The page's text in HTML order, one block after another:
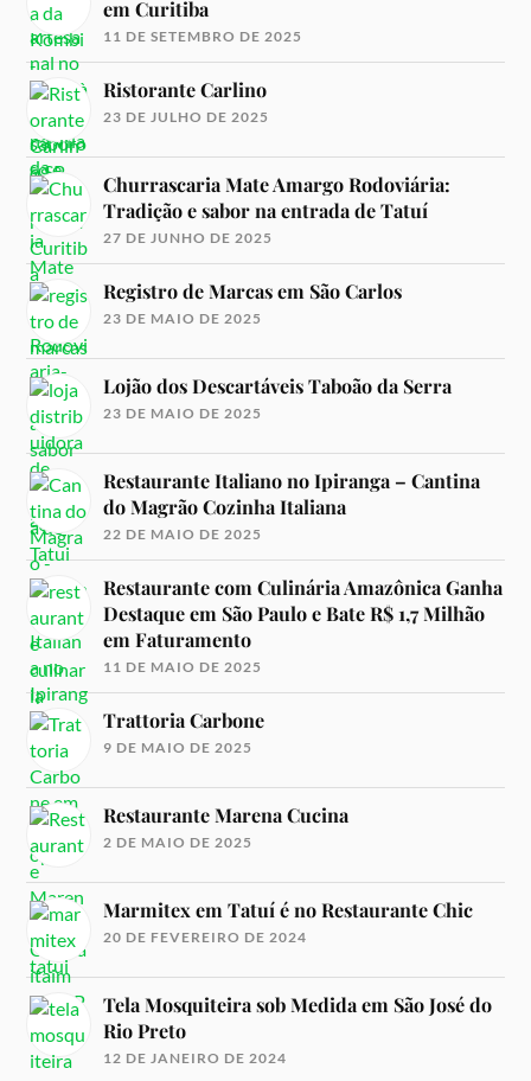
em Curitiba
11 DE SETEMBRO DE 2025
Ristorante Carlino
23 DE JULHO DE 2025
Churrascaria Mate Amargo Rodoviária:
Tradição e sabor na entrada de Tatuí
27 DE JUNHO DE 2025
Registro de Marcas em São Carlos
23 DE MAIO DE 2025
Lojão dos Descartáveis Taboão da Serra
23 DE MAIO DE 2025
Restaurante Italiano no Ipiranga – Cantina
do Magrão Cozinha Italiana
22 DE MAIO DE 2025
Restaurante com Culinária Amazônica Ganha
Destaque em São Paulo e Bate R$ 1,7 Milhão
em Faturamento
11 DE MAIO DE 2025
Trattoria Carbone
9 DE MAIO DE 2025
Restaurante Marena Cucina
2 DE MAIO DE 2025
Marmitex em Tatuí é no Restaurante Chic
20 DE FEVEREIRO DE 2024
Tela Mosquiteira sob Medida em São José do
Rio Preto
12 DE JANEIRO DE 2024